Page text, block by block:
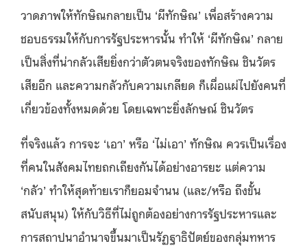
วาดภาพให้ทักษิณกลายเป็น ‘ผีทักษิณ’ เพื่อสร้างความ
ชอบธรรมให้กับการรัฐประหารนั้น ทำให้ ‘ผีทักษิณ’ กลาย
เป็นสิ่งที่น่ากลัวเสียยิ่งกว่าตัวตนจริงของทักษิณ ชินวัตร
เสียอีก และความกลัวกับความเกลียด ก็เผื่อแผ่ไปยังคนที่
เกี่ยวข้องทั้งหมดด้วย โดยเฉพาะยิ่งลักษณ์ ชินวัตร
ที่จริงแล้ว การจะ ‘เอา’ หรือ ‘ไม่เอา’ ทักษิณ ควรเป็นเรื่อง
ที่คนในสังคมไทยถกเถียงกันได้อย่างอารยะ แต่ความ
‘กลัว’ ทำให้สุดท้ายเราก็ยอมจำนน (และ/หรือ ถึงขั้น
สนับสนุน) ให้กับวิธีที่ไม่ถูกต้องอย่างการรัฐประหารและ
การสถาปนาอำนาจขึ้นมาเป็นรัฏฐาธิปัตย์ของกลุ่มทหาร